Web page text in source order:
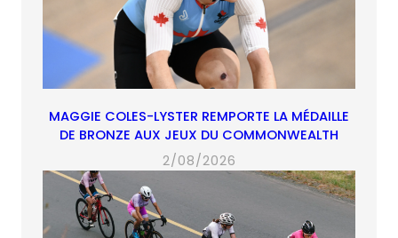
MAGGIE COLES-LYSTER REMPORTE LA MÉDAILLE
DE BRONZE AUX JEUX DU COMMONWEALTH
2/08/2026